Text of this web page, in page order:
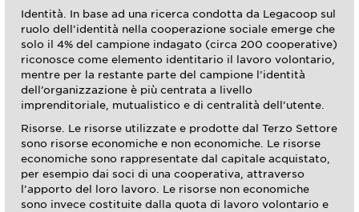
Identità. In base ad una ricerca condotta da Legacoop sul
ruolo dell’identità nella cooperazione sociale emerge che
solo il 4% del campione indagato (circa 200 cooperative)
riconosce come elemento identitario il lavoro volontario,
mentre per la restante parte del campione l’identità
dell’organizzazione è più centrata a livello
imprenditoriale, mutualistico e di centralità dell’utente.
Risorse. Le risorse utilizzate e prodotte dal Terzo Settore
sono risorse economiche e non economiche. Le risorse
economiche sono rappresentate dal capitale acquistato,
per esempio dai soci di una cooperativa, attraverso
l’apporto del loro lavoro. Le risorse non economiche
sono invece costituite dalla quota di lavoro volontario e